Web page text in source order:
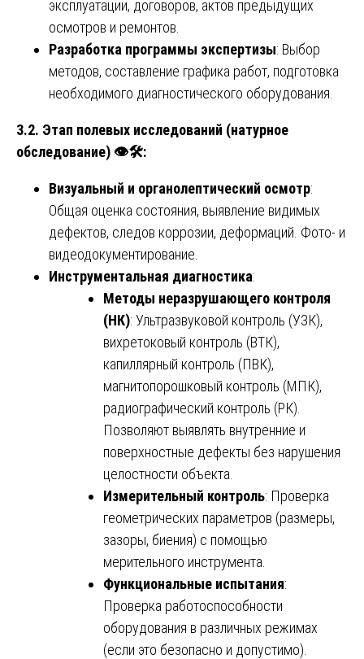
эксплуатации, договоров, актов предыдущих
осмотров и ремонтов.
Разработка программы экспертизы: Выбор
методов, составление графика работ, подготовка
необходимого диагностического оборудования.
3.2. Этап полевых исследований (натурное
обследование) 👁🛠️:
Визуальный и органолептический осмотр:
Общая оценка состояния, выявление видимых
дефектов, следов коррозии, деформаций. Фото- и
видеодокументирование.
Инструментальная диагностика:
Методы неразрушающего контроля
(НК): Ультразвуковой контроль (УЗК),
вихретоковый контроль (ВТК),
капиллярный контроль (ПВК),
магнитопорошковый контроль (МПК),
радиографический контроль (РК).
Позволяют выявлять внутренние и
поверхностные дефекты без нарушения
целостности объекта.
Измерительный контроль: Проверка
геометрических параметров (размеры,
зазоры, биения) с помощью
мерительного инструмента.
Функциональные испытания:
Проверка работоспособности
оборудования в различных режимах
(если это безопасно и допустимо).